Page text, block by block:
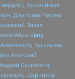
Евразийская
Дзугкоева Регина
Павел
Айратовна,
Васильева
Анатолий
Сергеевич,
Шарипков